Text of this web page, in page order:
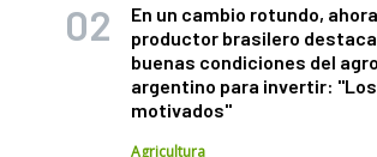
En un cambio rotundo,
productor brasilero
buenas condiciones del agro
argentino para invertir:
motivados"
Agricultura